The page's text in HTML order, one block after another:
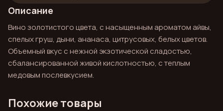
Описание
Вино золотистого цвета, с насыщенным ароматом айвы,
спелых груш, дыни, ананаса, цитрусовых, белых цветов.
Объемный вкус с нежной экзотической сладостью,
сбалансированной живой кислотностью, с теплым
медовым послевкусием.
Похожие товары